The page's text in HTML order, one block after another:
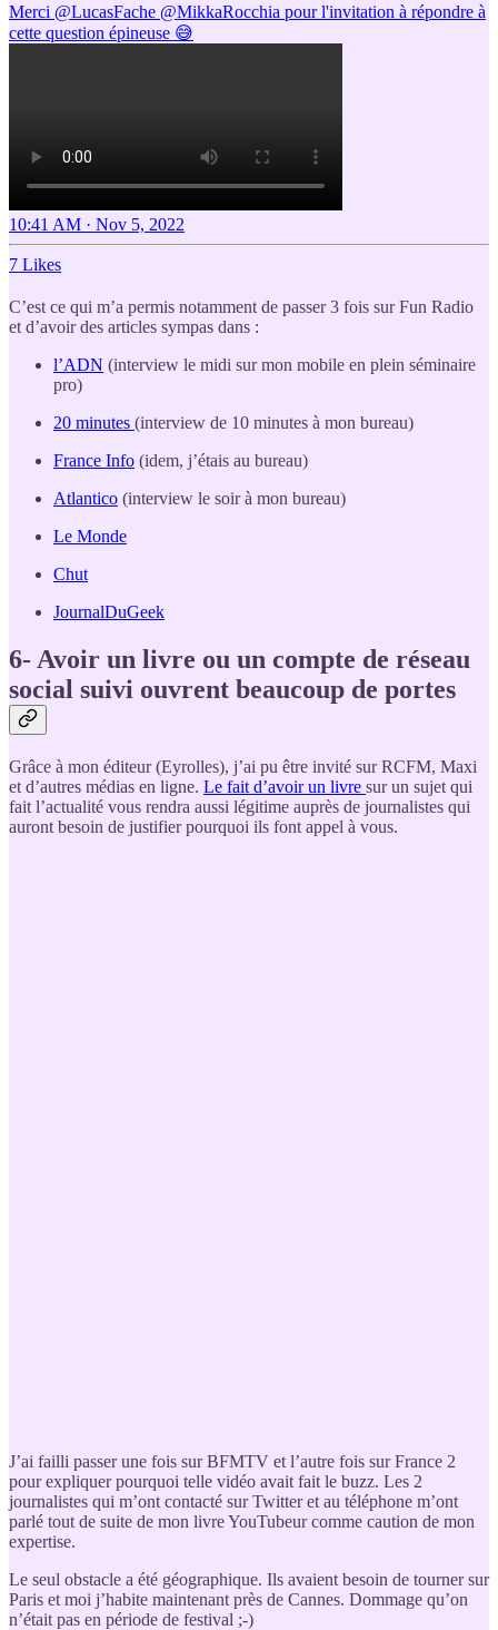
Merci @LucasFache @MikkaRocchia pour l'invitation à répondre à
cette question épineuse 😅
10:41 AM · Nov 5, 2022
7 Likes
C’est ce qui m’a permis notamment de passer 3 fois sur Fun Radio
et d’avoir des articles sympas dans :
l’ADN (interview le midi sur mon mobile en plein séminaire
pro)
20 minutes (interview de 10 minutes à mon bureau)
France Info (idem, j’étais au bureau)
Atlantico (interview le soir à mon bureau)
Le Monde
Chut
JournalDuGeek
6- Avoir un livre ou un compte de réseau
social suivi ouvrent beaucoup de portes
Grâce à mon éditeur (Eyrolles), j’ai pu être invité sur RCFM, Maxi
et d’autres médias en ligne. Le fait d’avoir un livre sur un sujet qui
fait l’actualité vous rendra aussi légitime auprès de journalistes qui
auront besoin de justifier pourquoi ils font appel à vous.
J’ai failli passer une fois sur BFMTV et l’autre fois sur France 2
pour expliquer pourquoi telle vidéo avait fait le buzz. Les 2
journalistes qui m’ont contacté sur Twitter et au téléphone m’ont
parlé tout de suite de mon livre YouTubeur comme caution de mon
expertise.
Le seul obstacle a été géographique. Ils avaient besoin de tourner sur
Paris et moi j’habite maintenant près de Cannes. Dommage qu’on
n’était pas en période de festival ;-)